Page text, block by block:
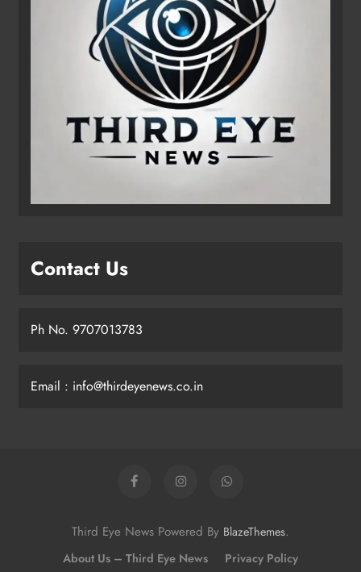
Contact Us
Ph No. 9707013783
Email : info@thirdeyenews.co.in
Third Eye News Powered By BlazeThemes.
About Us – Third Eye News Privacy Policy